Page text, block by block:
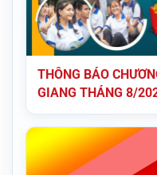
THÔNG BÁO
GIANG THÁNG 8/